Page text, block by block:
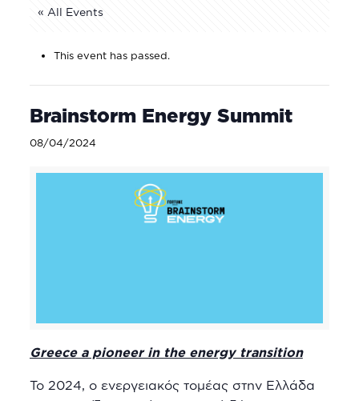
« All Events
This event has passed.
Brainstorm Energy Summit
08/04/2024
Greece a pioneer in the energy transition
Το 2024, ο ενεργειακός τομέας στην Ελλάδα